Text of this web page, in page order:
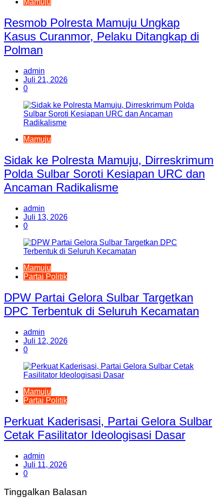
Mamuju
Resmob Polresta Mamuju Ungkap
Kasus Curanmor, Pelaku Ditangkap di
Polman
admin
Juli 21, 2026
0
Mamuju
Sidak ke Polresta Mamuju, Dirreskrimum
Polda Sulbar Soroti Kesiapan URC dan
Ancaman Radikalisme
admin
Juli 13, 2026
0
Mamuju
Partai Politik
DPW Partai Gelora Sulbar Targetkan
DPC Terbentuk di Seluruh Kecamatan
admin
Juli 12, 2026
0
Mamuju
Partai Politik
Perkuat Kaderisasi, Partai Gelora Sulbar
Cetak Fasilitator Ideologisasi Dasar
admin
Juli 11, 2026
0
Tinggalkan Balasan